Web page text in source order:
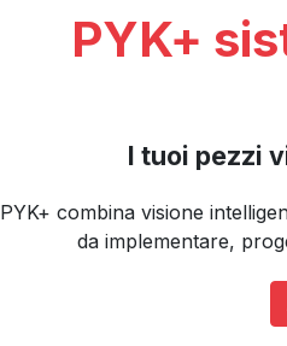
PYK+
I tuoi pezzi
PYK+ combina visione
da implementare,